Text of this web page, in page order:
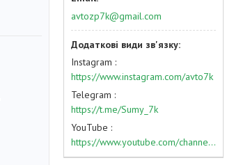
avtozp7k@gmail.com
Instagram
https://www.instagram.com/avto7k
Telegram
https://t.me/Sumy_7k
YouTube
https://www.youtube.com/channel/UC574nvqqf5H_LzT4Va_GpQg?view_as=subscriber